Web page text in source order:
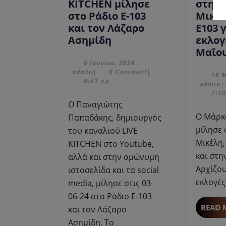
KITCHEN μίλησε
στο Ράδιο Ε-103
και τον Λάζαρο
Ασημίδη
Παπαδάκης
LIVE
μίλησε
στο
Ράδιο
Ε-103
και
τον
Λάζαρο
Ασημίδη
6 Ιουνίου, 2024 6
Ιουνίου,
admin admin0 Comment
9:41 πμ
Ο Παναγιώτης
Παπαδάκης, δημιουργός
του καναλιού LIVE
KITCHEN στο Youtube,
αλλά και στην ομώνυμη
ιστοσελίδα και τα social
media, μίλησε στις 03-
06-24 στο Ράδιο Ε-103
και τον Λάζαρο
Ασημίδη. To
στη
Ε103
19
admin
Ο Μάρκος Μπόλαρης
και
READ